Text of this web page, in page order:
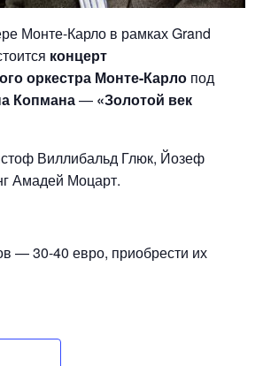
Монте-Карло в рамках Grand
концерт
оркестра Монте-Карло под
Копмана— «Золотой век
Виллибальд Глюк, Йозеф
Амадей Моцарт.
— 30-40 евро, приобрести их